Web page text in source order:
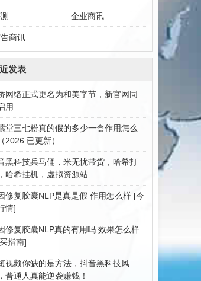
企业商讯
商讯
发表
网络正式更名为和美字节，新官网同
用
堂三七粉真的假的多少一盒作用怎么
2026 已更新）
黑科技兵马俑，米无忧带货，哈希打
哈希挂机，虚拟资源站
修复胶囊NLP是真是假 作用怎么样 [今
情]
修复胶囊NLP真的有用吗 效果怎么样
指南]
视频你缺的是方法，抖音黑科技风
普通人真能逆袭赚钱！